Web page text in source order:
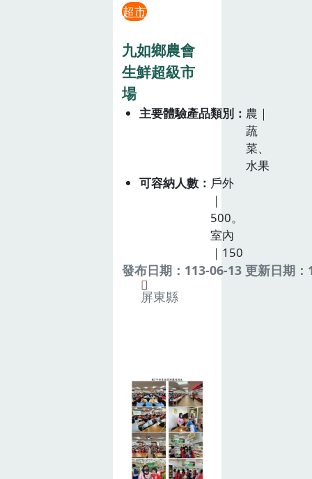
超市
九如鄉農會
生鮮超級市
場
主要體驗產品類別
農｜
蔬
菜、
水果
可容納人數
戶外
｜
500。
室內
｜150
發布日期：113-06-13 更新日期
屏東縣